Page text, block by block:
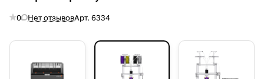
0 Нет отзывовАрт. 6334